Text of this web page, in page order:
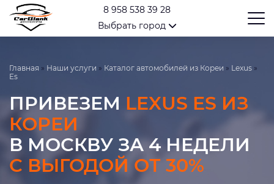
8 958 538 39 28
Выбрать город
Главная » Наши услуги » Каталог автомобилей из Кореи » Lexus »
Es
ПРИВЕЗЕМ LEXUS ES ИЗ
КОРЕИ
В МОСКВУ ЗА 4 НЕДЕЛИ
С ВЫГОДОЙ ОТ 30%